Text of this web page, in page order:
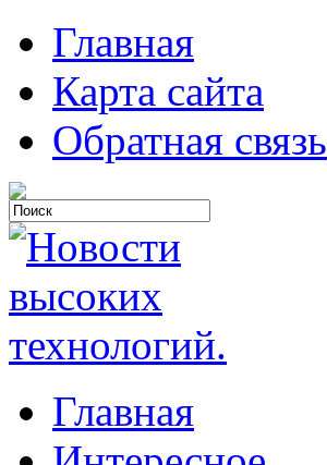
Главная
Карта сайта
Обратная связь
Главная